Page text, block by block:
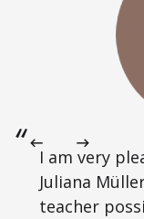
I am very
Juliana
teacher